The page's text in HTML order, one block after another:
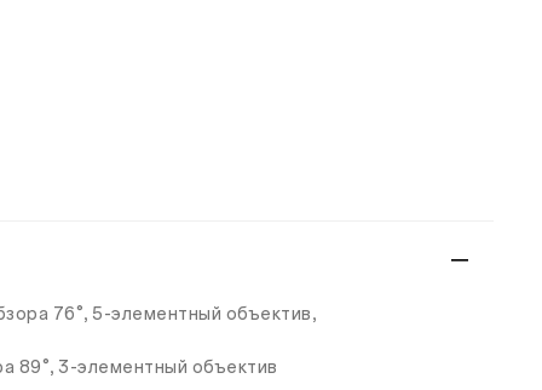
76°, 5-элементный объектив,
89°, 3-элементный объектив